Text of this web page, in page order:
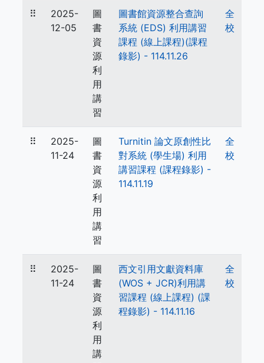
⠿
2025-
12-05
圖
書
資
源
利
用
講
習
圖書館資源整合查詢
系統 (EDS) 利用講習
課程 (線上課程)(課程
錄影) - 114.11.26
全
校
⠿
2025-
11-24
圖
書
資
源
利
用
講
習
Turnitin 論文原創性比
對系統 (學生場) 利用
講習課程 (課程錄影) -
114.11.19
全
校
⠿
2025-
11-24
圖
書
資
源
利
用
講
西文引用文獻資料庫
(WOS + JCR)利用講
習課程 (線上課程) (課
程錄影) - 114.11.16
全
校